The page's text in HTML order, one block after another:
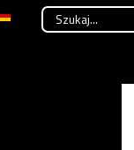
Szukaj...